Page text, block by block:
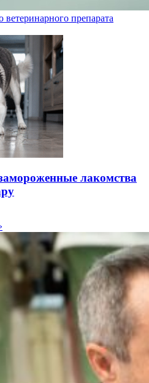
препарата
лакомства